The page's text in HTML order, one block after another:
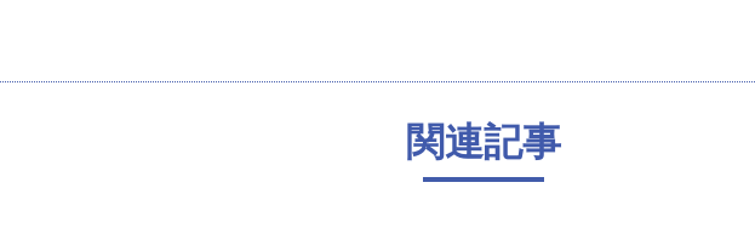
関連記事